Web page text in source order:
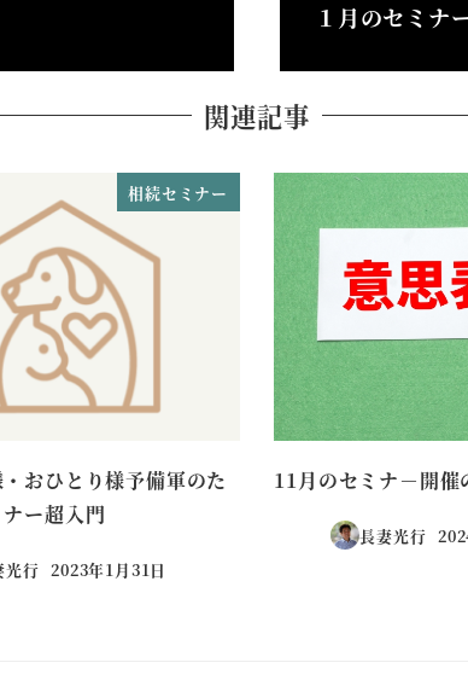
１月のセミナ
関連記事
相続セミナー
おひとり様予備軍のた
ー超入門
光行
投稿日
2023年1月31日
11月のセミナ－開催
長妻光行
投